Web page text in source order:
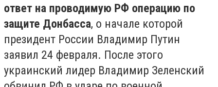
ответ на проводимую РФ операцию по
защите Донбасса, о начале которой
президент России Владимир Путин
заявил 24 февраля. После этого
украинский лидер Владимир Зеленский